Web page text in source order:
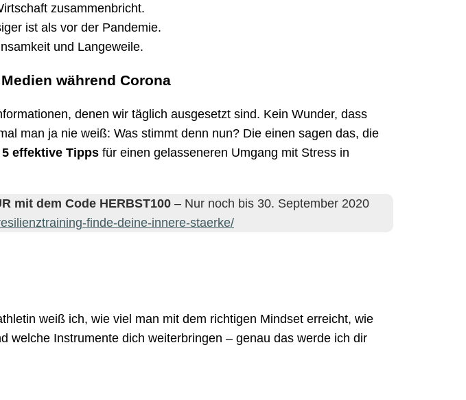
zusammenbricht.
ist als vor der Pandemie.
und Langeweile.
während Corona
denen wir täglich ausgesetzt sind. Kein Wunder, dass
man ja nie weiß: Was stimmt denn nun? Die einen sagen das, die
effektive Tipps für einen gelasseneren Umgang mit Stress in
mit dem Code HERBST100 – Nur noch bis 30. September 2020
finde-deine-innere-staerke/
weiß ich, wie viel man mit dem richtigen Mindset erreicht, wie
welche Instrumente dich weiterbringen – genau das werde ich dir